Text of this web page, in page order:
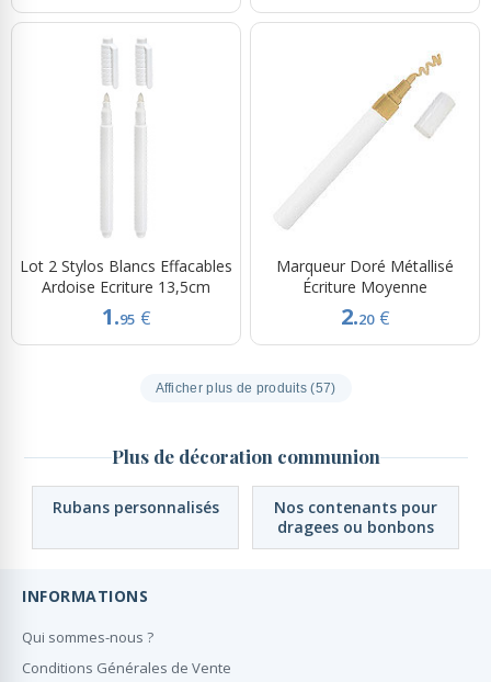
Lot 2 Stylos Blancs Effacables
Ardoise Ecriture 13,5cm
1.95 €
Marqueur Doré Métallisé
Écriture Moyenne
2.20 €
Afficher plus de produits (57)
Plus de décoration communion
Rubans personnalisés
Nos contenants pour
dragees ou bonbons
INFORMATIONS
Qui sommes-nous ?
Conditions Générales de Vente